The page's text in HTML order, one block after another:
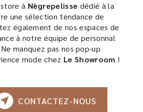
à Nègrepelisse dédié à la
une sélection tendance de
également de nos espaces de
à notre équipe de personnal
manquez pas nos pop-up
mode chez Le Showroom !
CONTACTEZ-NOUS